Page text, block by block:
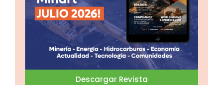
Descargar Revista